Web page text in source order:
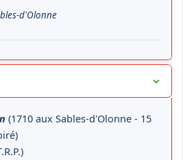
d'Olonne
(1710 aux Sables-d'Olonne - 15